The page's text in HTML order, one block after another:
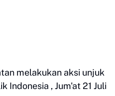
melakukan aksi unjuk
Indonesia , Jum'at 21 Juli